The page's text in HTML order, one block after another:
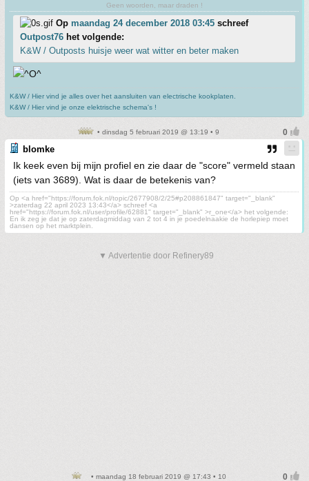
Geen woorden, maar draden !
Op maandag 24 december 2018 03:45 schreef
Outpost76 het volgende:
K&W / Outposts huisje weer wat witter en beter maken
K&W / Hier vind je alles over het aansluiten van electrische kookplaten.
K&W / Hier vind je onze elektrische schema's !
• dinsdag 5 februari 2019 @ 13:19 • 9
blomke
Ik keek even bij mijn profiel en zie daar de "score" vermeld staan
(iets van 3689). Wat is daar de betekenis van?
Op <a href="https://forum.fok.nl/topic/2677908/2/25#p208861847" target="_blank"
>zaterdag 22 april 2023 13:43</a> schreef <a
href="https://forum.fok.nl/user/profile/62881" target="_blank" >r_one</a> het volgende:
En ik zeg je dat je op zaterdagmiddag van 2 tot 4 in je poedelnaakie de horlepiep moet
dansen op het marktplein.
▼ Advertentie door Refinery89
• maandag 18 februari 2019 @ 17:43 • 10